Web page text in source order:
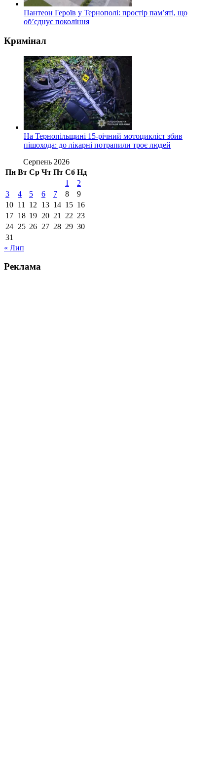
Пантеон Героїв у Тернополі: простір пам’яті, що
об’єднує покоління
Кримінал
На Тернопільщині 15-річний мотоцикліст збив
пішохода: до лікарні потрапили троє людей
Серпень 2026
Пн Вт Ср Чт Пт Сб Нд
1
2
3
4 5 6 7 8
9
10 11 12 13 14 15 16
17 18 19 20 21 22 23
24 25 26 27 28 29 30
31
« Лип
Реклама